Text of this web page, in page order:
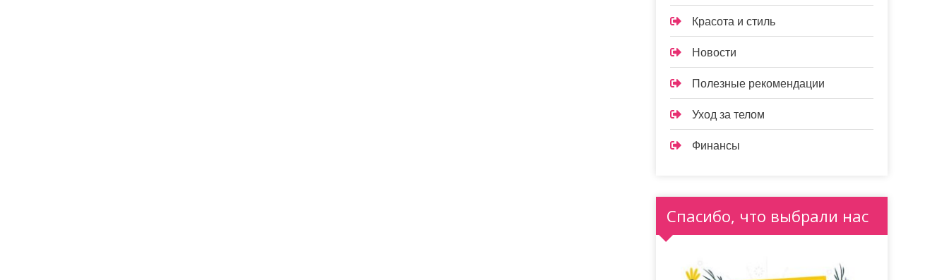
Красота и стиль
Новости
Полезные рекомендации
Уход за телом
Финансы
Спасибо, что выбрали нас